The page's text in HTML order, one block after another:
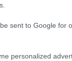
sent to Google for
personalized